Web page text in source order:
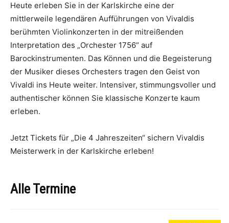
Heute erleben Sie in der Karlskirche eine der
mittlerweile legendären Aufführungen von Vivaldis
berühmten Violinkonzerten in der mitreißenden
Interpretation des „Orchester 1756“ auf
Barockinstrumenten. Das Können und die Begeisterung
der Musiker dieses Orchesters tragen den Geist von
Vivaldi ins Heute weiter. Intensiver, stimmungsvoller und
authentischer können Sie klassische Konzerte kaum
erleben.
Jetzt Tickets für „Die 4 Jahreszeiten“ sichern Vivaldis
Meisterwerk in der Karlskirche erleben!
Alle Termine